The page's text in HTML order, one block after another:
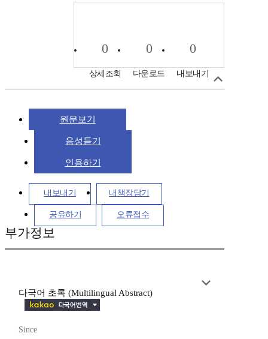
0
상세조회
0
다운로드
0
내보내기
원문보기
음성듣기
인용하기
내보내기 내책장담기
공유하기 오류접수
부가정보
다국어 초록 (Multilingual Abstract)
Since